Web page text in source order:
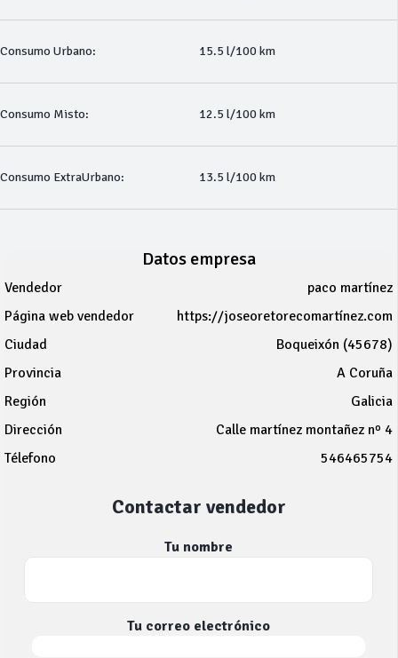
Consumo Urbano: 15.5 l/100 km
Consumo Misto: 12.5 l/100 km
Consumo ExtraUrbano: 13.5 l/100 km
Datos empresa
Vendedor
paco martínez
Página web vendedor
https://joseoretorecomartínez.com
Ciudad
Boqueixón (45678)
Provincia
A Coruña
Región
Galicia
Dirección
Calle martínez montañez nº 4
Télefono
546465754
Contactar vendedor
Tu nombre
Tu correo electrónico